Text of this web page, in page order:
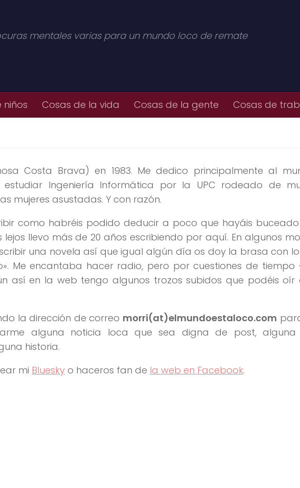
mentales varias para un mundo loco de remate
niños Cosas de la vida Cosas de la gente Cosas de
Costa Brava) en 1983. Me dedico principalmente al
Ingeniería Informática por la UPC rodeado de
mujeres asustadas. Y con razón.
como habréis podido deducir a poco que hayáis
llevo más de 20 años escribiendo por aquí. En algunos
una novela así que igual algún día os doy la brasa con
Me encantaba hacer radio, pero por cuestiones de tiempo
así en la web tengo algunos trozos subidos que podéis oír
la dirección de correo morri(at)elmundoestaloco.com
alguna noticia loca que sea digna de post,
historia.
mi Bluesky o haceros fan de la web en Facebook.